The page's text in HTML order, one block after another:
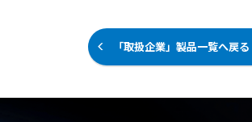
「取扱企業」製品一覧へ戻る